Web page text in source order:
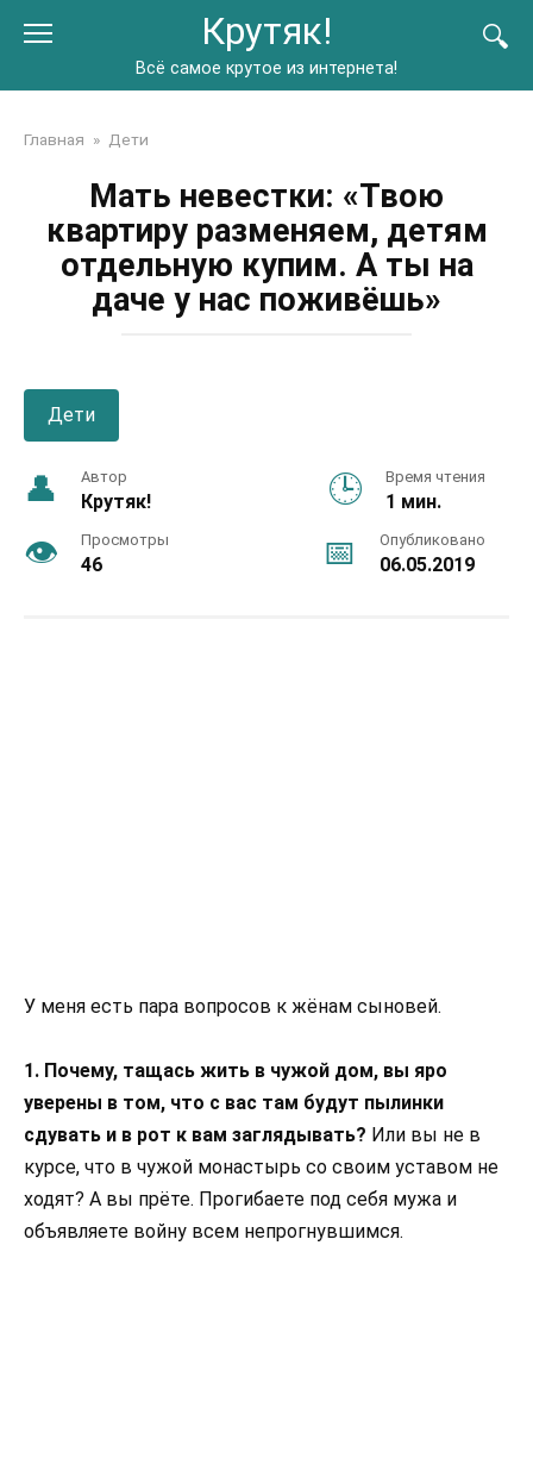
Крутяк!
Всё самое крутое из интернета!
Главная » Дети
Мать невестки: «Твою
квартиру разменяем, детям
отдельную купим. А ты на
даче у нас поживёшь»
Дети
Автор
Крутяк!
Время чтения
1 мин.
Просмотры
46
Опубликовано
06.05.2019
У меня есть пара вопросов к жёнам сыновей.
1. Почему, тащась жить в чужой дом, вы яро
уверены в том, что с вас там будут пылинки
сдувать и в рот к вам заглядывать? Или вы не в
курсе, что в чужой монастырь со своим уставом не
ходят? А вы прёте. Прогибаете под себя мужа и
объявляете войну всем непрогнувшимся.